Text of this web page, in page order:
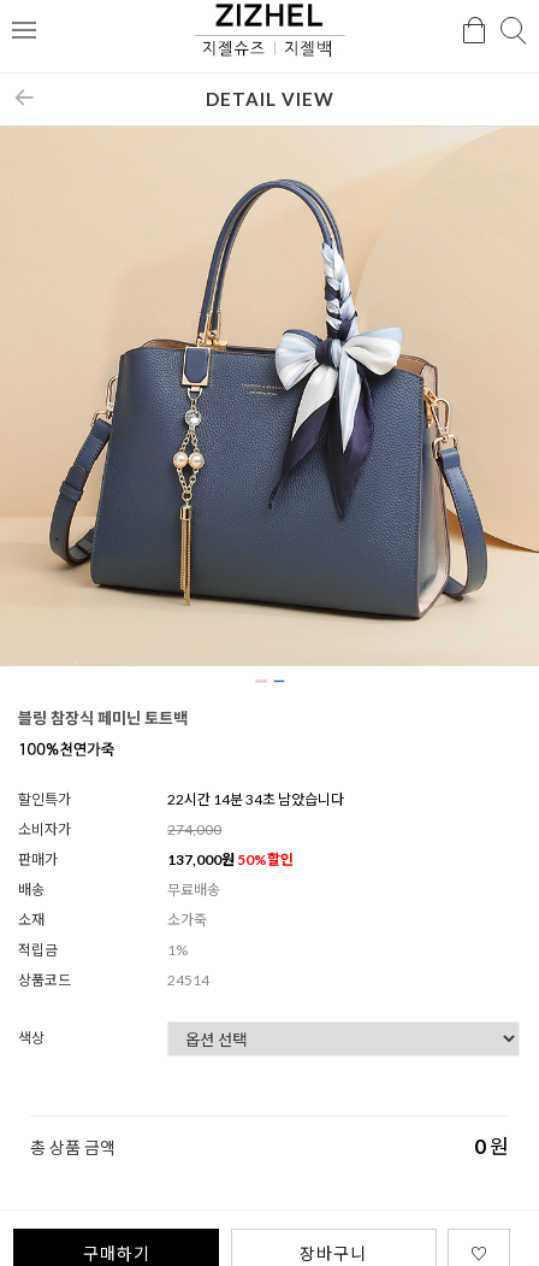
메
검
DETAIL VIEW
블링 참장식 페미닌 토트백
할인특가
22시간 14분 31초 남았습니다
소비자가
274,000
판매가
137,000원 50%할인
배송
무료배송
소재
소가죽
적립금
1%
상품코드
24514
색상
총 상품 금액 0원
구매하기 장바구니 ♡